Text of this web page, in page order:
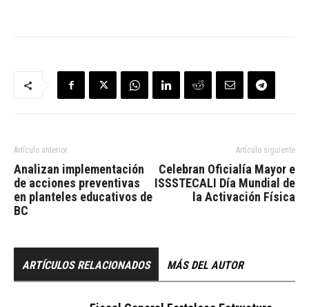
Artículo anterior
Analizan implementación
de acciones preventivas
en planteles educativos de
BC
Artículo siguiente
Celebran Oficialía Mayor e
ISSSTECALI Día Mundial de
la Activación Física
ARTÍCULOS RELACIONADOS MÁS DEL AUTOR